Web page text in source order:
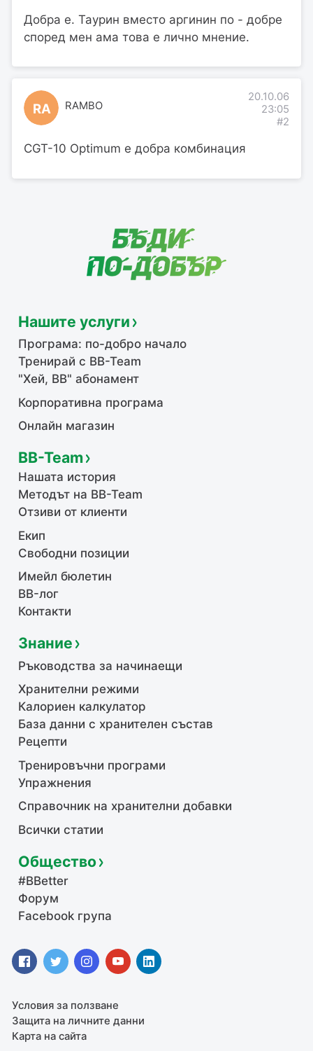
Добра е. Таурин вместо аргинин по - добре
според мен ама това е лично мнение.
RA RAMBO
20.10.06
23:05
#2
CGT-10 Optimum е добра комбинация
Нашите услуги
Програма: по-добро начало
Тренирай с BB-Team
"Хей, ВВ" абонамент
Корпоративна програма
Онлайн магазин
BB-Team
Нашата история
Методът на BB-Team
Отзиви от клиенти
Екип
Свободни позиции
Имейл бюлетин
BB-лог
Контакти
Знание
Ръководства за начинаещи
Хранителни режими
Калориен калкулатор
База данни с хранителен състав
Рецепти
Тренировъчни програми
Упражнения
Справочник на хранителни добавки
Всички статии
Общество
#BBetter
Форум
Facebook група
Условия за ползване
Защита на личните данни
Карта на сайта